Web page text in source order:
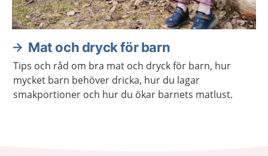
Mat och dryck för barn
Tips och råd om bra mat och dryck för barn, hur
mycket barn behöver dricka, hur du lagar
smakportioner och hur du ökar barnets matlust.